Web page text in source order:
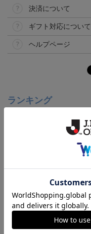
決済について
ギフト対応について
ヘルプページ
ランキング
【S～4XL】2026/27ユニ
フォーム オーセンティッ
21,450円～25,950円
会員特典
【S
フ
ク
会